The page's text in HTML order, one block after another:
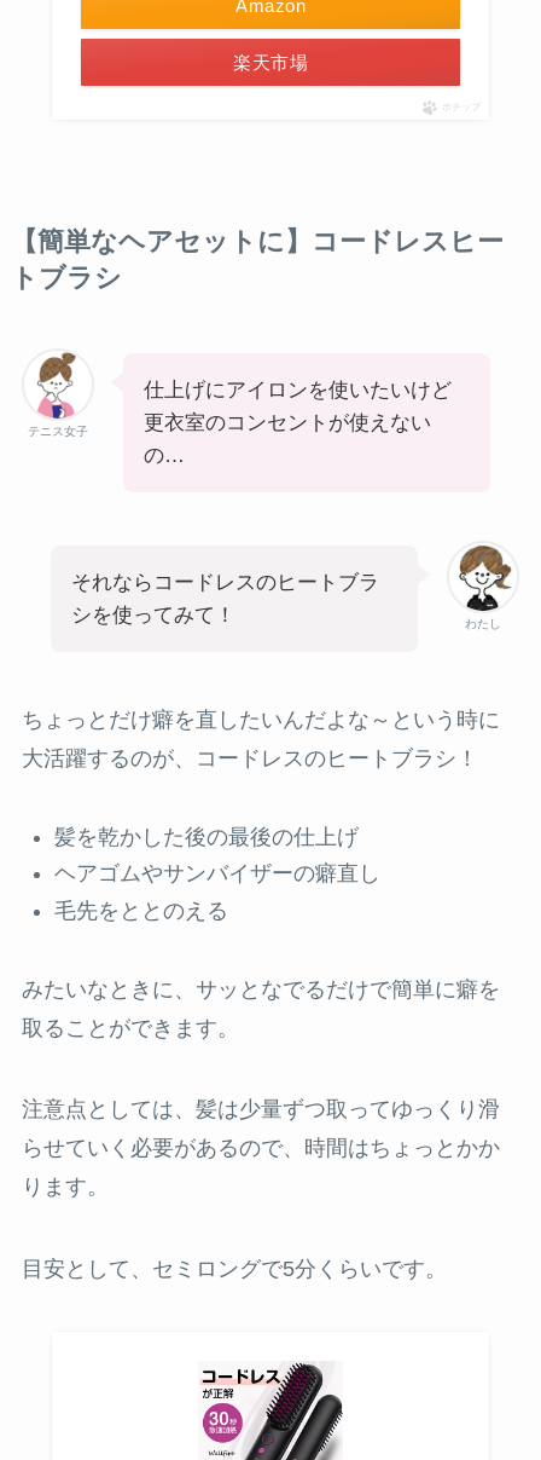
Amazon
楽天市場
ポチップ
【簡単なヘアセットに】コードレスヒー
トブラシ
テニス女子
仕上げにアイロンを使いたいけど
更衣室のコンセントが使えない
の…
わたし
それならコードレスのヒートブラ
シを使ってみて！
ちょっとだけ癖を直したいんだよな～という時に
大活躍するのが、コードレスのヒートブラシ！
髪を乾かした後の最後の仕上げ
ヘアゴムやサンバイザーの癖直し
毛先をととのえる
みたいなときに、サッとなでるだけで簡単に癖を
取ることができます。
注意点としては、髪は少量ずつ取ってゆっくり滑
らせていく必要があるので、時間はちょっとかか
ります。
目安として、セミロングで5分くらいです。